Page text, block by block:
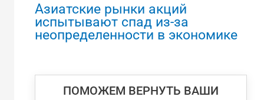
Азиатские рынки акций
испытывают спад из-за
неопределенности в экономике
ПОМОЖЕМ ВЕРНУТЬ ВАШИ